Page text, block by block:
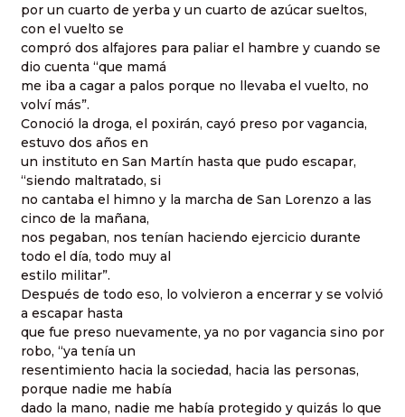
por un cuarto de yerba y un cuarto de azúcar sueltos,
con el vuelto se
compró dos alfajores para paliar el hambre y cuando se
dio cuenta “que mamá
me iba a cagar a palos porque no llevaba el vuelto, no
volví más”.
Conoció la droga, el poxirán, cayó preso por vagancia,
estuvo dos años en
un instituto en San Martín hasta que pudo escapar,
“siendo maltratado, si
no cantaba el himno y la marcha de San Lorenzo a las
cinco de la mañana,
nos pegaban, nos tenían haciendo ejercicio durante
todo el día, todo muy al
estilo militar”.
Después de todo eso, lo volvieron a encerrar y se volvió
a escapar hasta
que fue preso nuevamente, ya no por vagancia sino por
robo, “ya tenía un
resentimiento hacia la sociedad, hacia las personas,
porque nadie me había
dado la mano, nadie me había protegido y quizás lo que